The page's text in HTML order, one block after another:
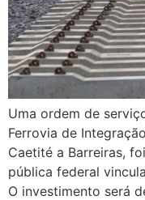
Uma ordem de
Ferrovia de
Caetité a Barreiras,
pública federal
O investimento será